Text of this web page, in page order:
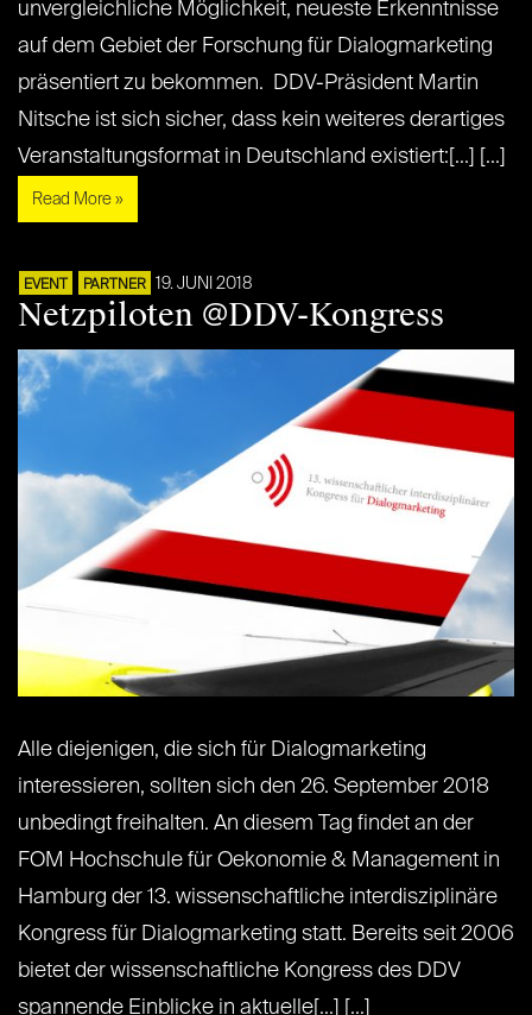
unvergleichliche Möglichkeit, neueste Erkenntnisse
auf dem Gebiet der Forschung für Dialogmarketing
präsentiert zu bekommen. DDV-Präsident Martin
Nitsche ist sich sicher, dass kein weiteres derartiges
Veranstaltungsformat in Deutschland existiert:[...] [...]
Read More »
EVENT PARTNER 19. JUNI 2018
Netzpiloten @DDV-Kongress
Alle diejenigen, die sich für Dialogmarketing
interessieren, sollten sich den 26. September 2018
unbedingt freihalten. An diesem Tag findet an der
FOM Hochschule für Oekonomie & Management in
Hamburg der 13. wissenschaftliche interdisziplinäre
Kongress für Dialogmarketing statt. Bereits seit 2006
bietet der wissenschaftliche Kongress des DDV
spannende Einblicke in aktuelle[...] [...]